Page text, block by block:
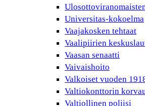
Universitas-kokoelma
Vaajakosken tehtaat
Vaalipiirien
Vaasan senaatti
Vaivaishoito
Valkoiset vuoden
Valtiokonttorin
Valtiollinen poliisi